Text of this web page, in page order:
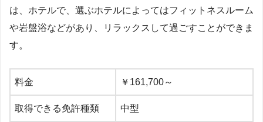
は、ホテルで、選ぶホテルによってはフィットネスルーム
や岩盤浴などがあり、リラックスして過ごすことができま
す。
料金 ￥161,700～
取得できる免許種類 中型